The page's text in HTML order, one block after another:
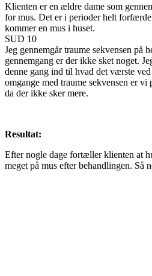
Klienten er en ældre dame som
for mus. Det er i perioder helt
kommer en mus i huset.
SUD 10
Jeg gennemgår traume sekvensen på
gennemgang er der ikke sket noget.
denne gang ind til hvad det værste
omgange med traume sekvensen er
da der ikke sker mere.
Resultat:
Efter nogle dage fortæller klienten at
meget på mus efter behandlingen. Så